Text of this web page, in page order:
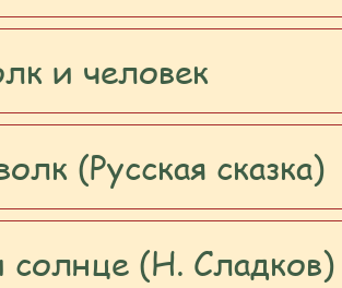
и человек
(Русская сказка)
солнце (Н. Сладков)